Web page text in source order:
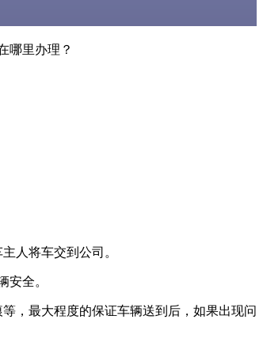
哪里办理？
人将车交到公司。
安全。
，最大程度的保证车辆送到后，如果出现问